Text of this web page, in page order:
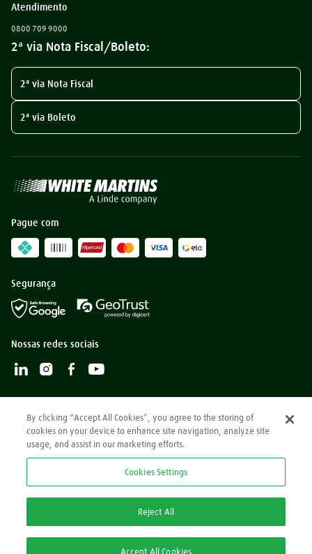
Atendimento
0800 709 9000
2ª via Nota Fiscal/Boleto:
2ª via Nota Fiscal
2ª via Boleto
Pague com
Segurança
Nossas redes sociais
2026 @ White Martins
Atomic Lite é um produto b8one. Customização rápida pra você começar a vender
rápido. Responsivo, ele se adapta à qualquer dispositivo garantindo assim a melhor
experiência de compra para os seus clientes. Desenvolvido com foco no experiência do
usuário, Fast Custom potencializa componentes para criar vendas de forma escalável
em uma jornada de compra agradável e fácil de ser concluída. Migre de tecnologia
rapidamente. Fast Custom é integrado nativamente com VTEX, permitindo uma rápida
Feito por
By clicking “Accept All Cookies”, you agree to the storing of
cookies on your device to enhance site navigation, analyze site
usage, and assist in our marketing efforts.
Cookies Settings
Reject All
Accept All Cookies